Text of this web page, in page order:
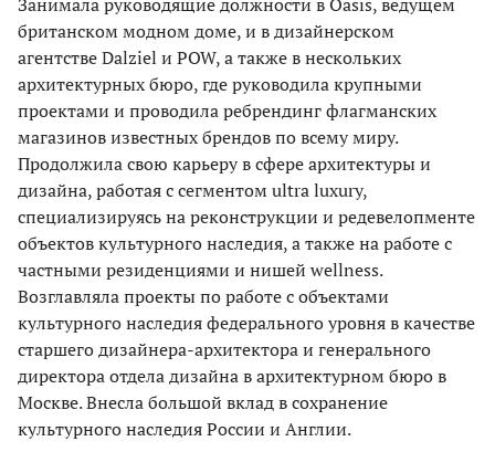
Занимала руководящие должности в Oasis, ведущем
британском модном доме, и в дизайнерском
агентстве Dalziel и POW, а также в нескольких
архитектурных бюро, где руководила крупными
проектами и проводила ребрендинг флагманских
магазинов известных брендов по всему миру.
Продолжила свою карьеру в сфере архитектуры и
дизайна, работая с сегментом ultra luxury,
специализируясь на реконструкции и редевелопменте
объектов культурного наследия, а также на работе с
частными резиденциями и нишей wellness.
Возглавляла проекты по работе с объектами
культурного наследия федерального уровня в качестве
старшего дизайнера-архитектора и генерального
директора отдела дизайна в архитектурном бюро в
Москве. Внесла большой вклад в сохранение
культурного наследия России и Англии.